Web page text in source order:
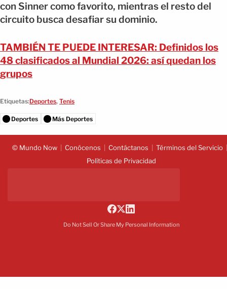
con Sinner como favorito, mientras el resto del
circuito busca desafiar su dominio.
TAMBIÉN TE PUEDE INTERESAR: Definidos los
48 clasificados al Mundial 2026: así quedan los
grupos
Etiquetas:Deportes, Tenis
Deportes Más Deportes
© Mundo Now Conócenos Contáctanos
Términos del Servicio
Políticas de Privacidad
Do Not Sell Or Share My Personal Information